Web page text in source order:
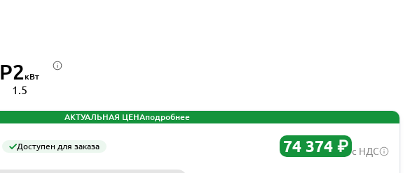
P2кВт
1.5
АКТУАЛЬНАЯ ЦЕНАподробнее
Доступен для заказа 74 374 ₽ с НДС